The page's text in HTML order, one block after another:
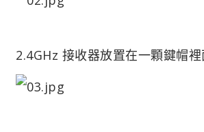
2.4GHz 接收器放置在一顆鍵帽裡